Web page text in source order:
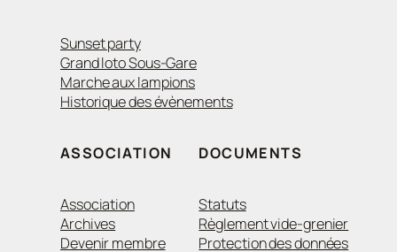
Sunset party
Grand loto Sous-Gare
Marche aux lampions
Historique des évènements
ASSOCIATION
Association
Archives
Devenir membre
DOCUMENTS
Statuts
Règlement vide-grenier
Protection des données